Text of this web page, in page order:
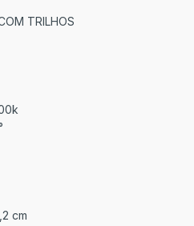
TRILHOS
cm